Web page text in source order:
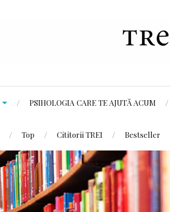
PSIHOLOGIA CARE TE AJUTĂ ACUM
Top Cititorii TREI Bestseller